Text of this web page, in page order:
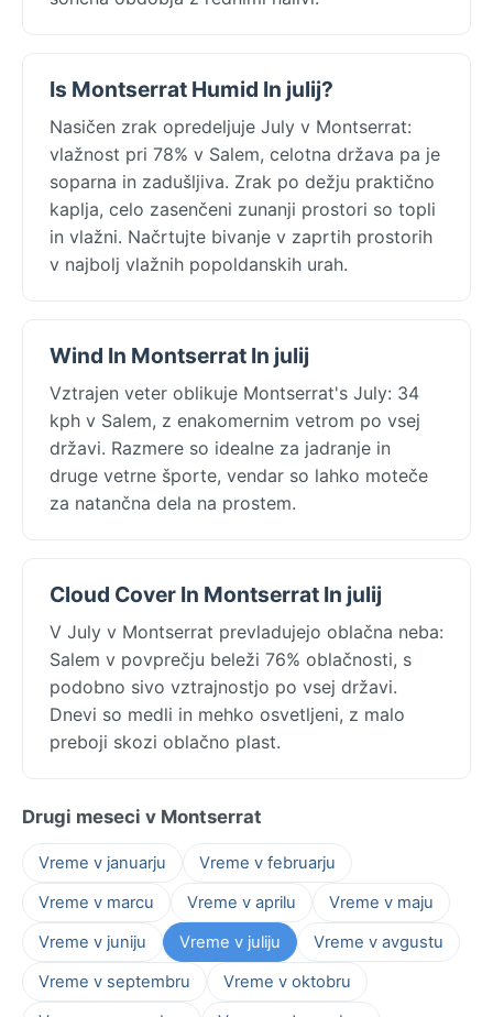
Is Montserrat Humid In julij?
Nasičen zrak opredeljuje July v Montserrat:
vlažnost pri 78% v Salem, celotna država pa je
soparna in zadušljiva. Zrak po dežju praktično
kaplja, celo zasenčeni zunanji prostori so topli
in vlažni. Načrtujte bivanje v zaprtih prostorih
v najbolj vlažnih popoldanskih urah.
Wind In Montserrat In julij
Vztrajen veter oblikuje Montserrat's July: 34
kph v Salem, z enakomernim vetrom po vsej
državi. Razmere so idealne za jadranje in
druge vetrne športe, vendar so lahko moteče
za natančna dela na prostem.
Cloud Cover In Montserrat In julij
V July v Montserrat prevladujejo oblačna neba:
Salem v povprečju beleži 76% oblačnosti, s
podobno sivo vztrajnostjo po vsej državi.
Dnevi so medli in mehko osvetljeni, z malo
preboji skozi oblačno plast.
Drugi meseci v Montserrat
Vreme v januarju
Vreme v februarju
Vreme v marcu
Vreme v aprilu
Vreme v maju
Vreme v juniju
Vreme v juliju
Vreme v avgustu
Vreme v septembru
Vreme v oktobru